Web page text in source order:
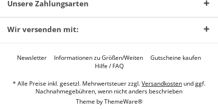
Unsere Zahlungsarten
Wir versenden mit:
Newsletter Informationen zu Größen/Weiten
Gutscheine kaufen
Hilfe / FAQ
* Alle Preise inkl. gesetzl. Mehrwertsteuer zzgl.Versandkosten und ggf.
Nachnahmegebühren, wenn nicht anders beschrieben
Theme byThemeWare®